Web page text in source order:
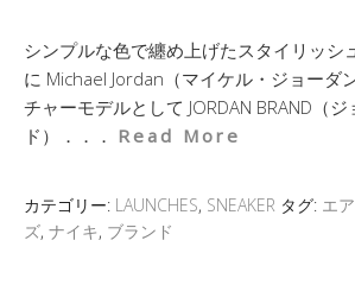
シンプルな色で纏め上げたスタイリッシ
に Michael Jordan（マイケル・ジョーダ
チャーモデルとして JORDAN BRAND（
ド）．．． Read More
カテゴリー: LAUNCHES, SNEAKER タグ: エ
ズ, ナイキ, ブランド